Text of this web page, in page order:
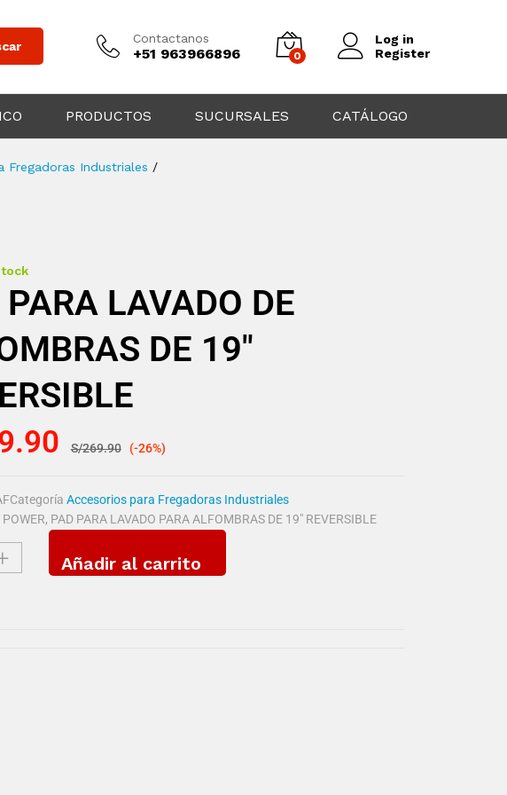
Contactanos
+51 963966896 0
Log in
Register
PRODUCTOS SUCURSALES CATÁLOGO
Fregadoras Industriales /
PARA LAVADO DE
DE 19″
S/269.90 (-26%)
Categoría Accesorios para Fregadoras Industriales
, PAD PARA LAVADO PARA ALFOMBRAS DE 19" REVERSIBLE
Añadir al carrito